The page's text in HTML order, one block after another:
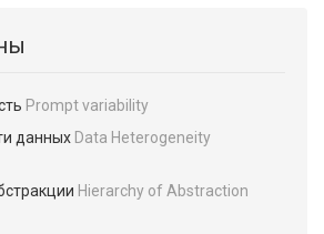
Prompt variability
данных Data Heterogeneity
Hierarchy of Abstraction